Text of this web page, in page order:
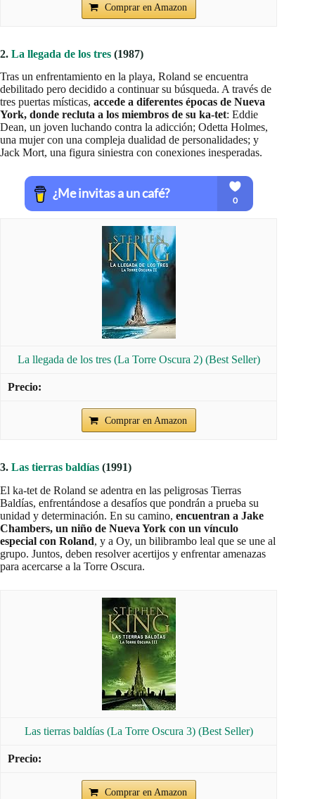
Comprar en Amazon
2. La llegada de los tres (1987)
Tras un enfrentamiento en la playa, Roland se encuentra
debilitado pero decidido a continuar su búsqueda. A través de
tres puertas místicas, accede a diferentes épocas de Nueva
York, donde recluta a los miembros de su ka-tet: Eddie
Dean, un joven luchando contra la adicción; Odetta Holmes,
una mujer con una compleja dualidad de personalidades; y
Jack Mort, una figura siniestra con conexiones inesperadas.
La llegada de los tres (La Torre Oscura 2) (Best Seller)
Comprar en Amazon
3. Las tierras baldías (1991)
El ka-tet de Roland se adentra en las peligrosas Tierras
Baldías, enfrentándose a desafíos que pondrán a prueba su
unidad y determinación. En su camino, encuentran a Jake
Chambers, un niño de Nueva York con un vínculo
especial con Roland, y a Oy, un bilibrambo leal que se une al
grupo. Juntos, deben resolver acertijos y enfrentar amenazas
para acercarse a la Torre Oscura.
Las tierras baldías (La Torre Oscura 3) (Best Seller)
Comprar en Amazon